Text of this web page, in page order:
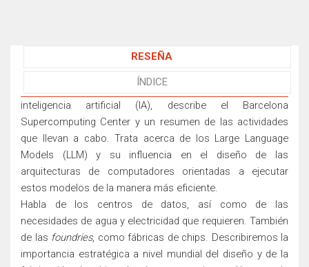
RESEÑA
ÍNDICE
inteligencia artificial (IA), describe el Barcelona
Supercomputing Center y un resumen de las actividades
que llevan a cabo. Trata acerca de los Large Language
Models (LLM) y su influencia en el diseño de las
arquitecturas de computadores orientadas a ejecutar
estos modelos de la manera más eficiente.
Habla de los centros de datos, así como de las
necesidades de agua y electricidad que requieren. También
de las foundries, como fábricas de chips. Describiremos la
importancia estratégica a nivel mundial del diseño y de la